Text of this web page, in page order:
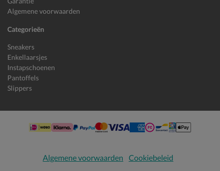
Algemene voorwaarden
Categorieën
Sneakers
Enkellaarsjes
Instapschoenen
Pantoffels
Slippers
Algemene voorwaarden
Cookiebeleid